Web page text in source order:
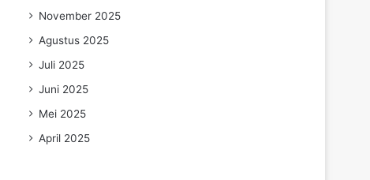
November 2025
Agustus 2025
Juli 2025
Juni 2025
Mei 2025
April 2025